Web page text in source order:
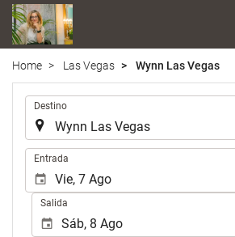
Home Las Vegas Wynn Las Vegas
Destino
Entrada
Salida